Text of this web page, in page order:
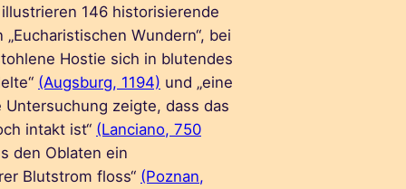
illustrieren 146 historisierende
„Eucharistischen Wundern“, bei
Hostie sich in blutendes
(Augsburg, 1194) und „eine
Untersuchung zeigte, dass das
intakt ist“ (Lanciano, 750
den Oblaten ein
Blutstrom floss“ (Poznan,